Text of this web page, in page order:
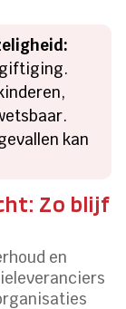
kan
Zo blijf
en